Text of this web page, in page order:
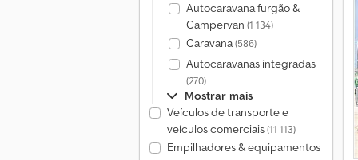
Autocaravana furgão &
Campervan (1 134)
Caravana(586)
Autocaravanas integradas
(270)
Mostrar mais
Veículos de transporte e
veículos comerciais(11 113)
Empilhadores & equipamentos